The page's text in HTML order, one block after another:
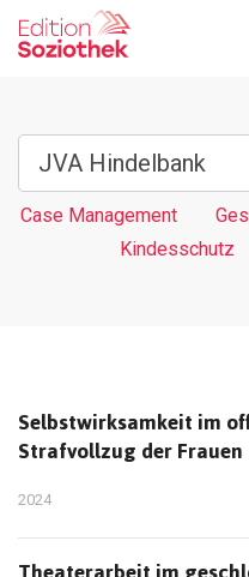
Case Management
Kindesschutz
Selbstwirksamkeit im
Strafvollzug der Frauen
2024